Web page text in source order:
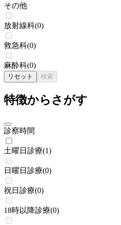
その他
放射線科(0)
救急科(0)
麻酔科(0)
リセット 検索
特徴からさがす
診察時間
土曜日診療(1)
日曜日診療(0)
祝日診療(0)
18時以降診療(0)